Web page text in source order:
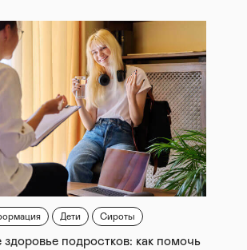
Дети Сироты
здоровье подростков: как помочь